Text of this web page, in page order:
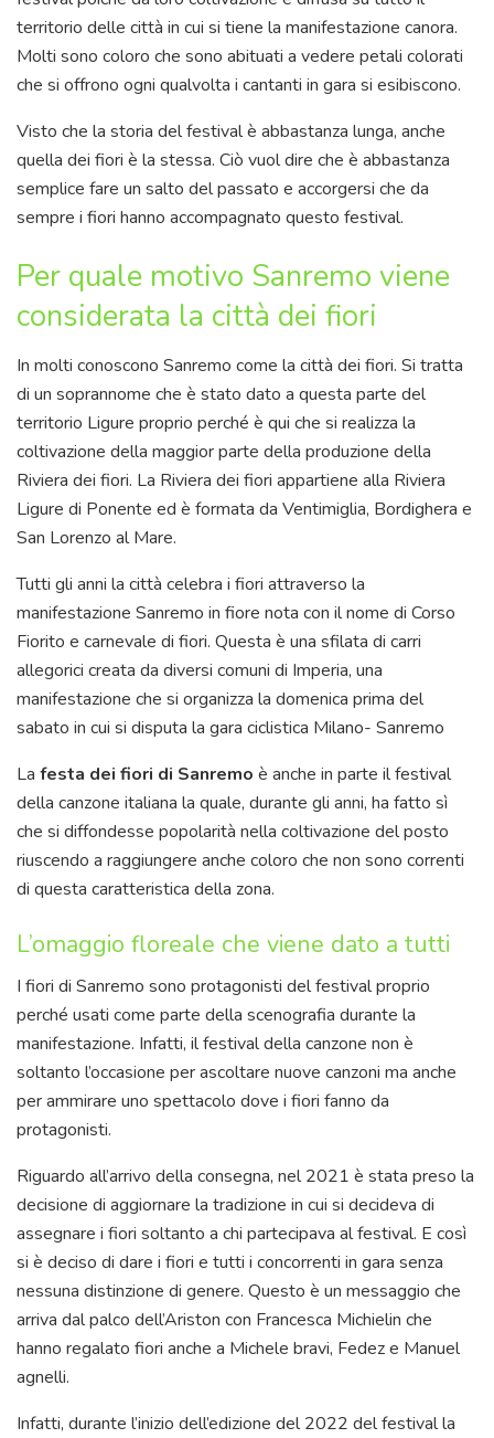
territorio delle città in cui si tiene la manifestazione canora.
Molti sono coloro che sono abituati a vedere petali colorati
che si offrono ogni qualvolta i cantanti in gara si esibiscono.
Visto che la storia del festival è abbastanza lunga, anche
quella dei fiori è la stessa. Ciò vuol dire che è abbastanza
semplice fare un salto del passato e accorgersi che da
sempre i fiori hanno accompagnato questo festival.
Per quale motivo Sanremo viene
considerata la città dei fiori
In molti conoscono Sanremo come la città dei fiori. Si tratta
di un soprannome che è stato dato a questa parte del
territorio Ligure proprio perché è qui che si realizza la
coltivazione della maggior parte della produzione della
Riviera dei fiori. La Riviera dei fiori appartiene alla Riviera
Ligure di Ponente ed è formata da Ventimiglia, Bordighera e
San Lorenzo al Mare.
Tutti gli anni la città celebra i fiori attraverso la
manifestazione Sanremo in fiore nota con il nome di Corso
Fiorito e carnevale di fiori. Questa è una sfilata di carri
allegorici creata da diversi comuni di Imperia, una
manifestazione che si organizza la domenica prima del
sabato in cui si disputa la gara ciclistica Milano- Sanremo
La festa dei fiori di Sanremo è anche in parte il festival
della canzone italiana la quale, durante gli anni, ha fatto sì
che si diffondesse popolarità nella coltivazione del posto
riuscendo a raggiungere anche coloro che non sono correnti
di questa caratteristica della zona.
L’omaggio floreale che viene dato a tutti
I fiori di Sanremo sono protagonisti del festival proprio
perché usati come parte della scenografia durante la
manifestazione. Infatti, il festival della canzone non è
soltanto l’occasione per ascoltare nuove canzoni ma anche
per ammirare uno spettacolo dove i fiori fanno da
protagonisti.
Riguardo all’arrivo della consegna, nel 2021 è stata preso la
decisione di aggiornare la tradizione in cui si decideva di
assegnare i fiori soltanto a chi partecipava al festival. E così
si è deciso di dare i fiori e tutti i concorrenti in gara senza
nessuna distinzione di genere. Questo è un messaggio che
arriva dal palco dell’Ariston con Francesca Michielin che
hanno regalato fiori anche a Michele bravi, Fedez e Manuel
agnelli.
Infatti, durante l’inizio dell’edizione del 2022 del festival la